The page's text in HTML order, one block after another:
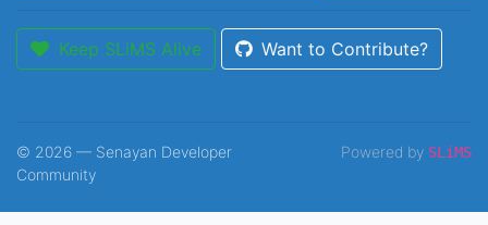
Keep SLiMS Alive Want to Contribute?
© 2026 — Senayan Developer
Community
Powered by SLiMS